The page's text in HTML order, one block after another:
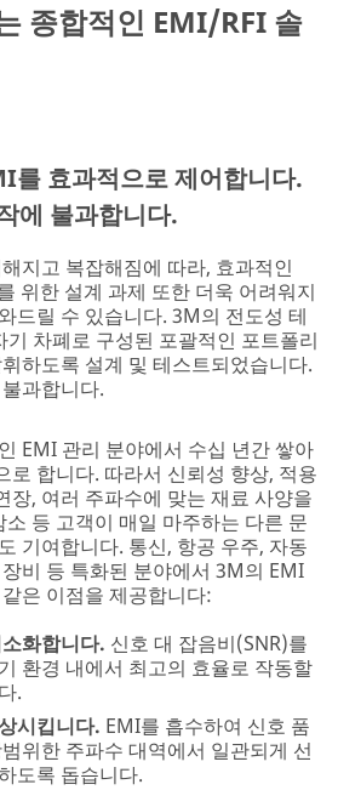
종합적인 EMI/RFI 솔
를 효과적으로 제어합니다.
에 불과합니다.
지고 복잡해짐에 따라, 효과적인
위한 설계 과제 또한 더욱 어려워지
드릴 수 있습니다. 3M의 전도성 테
차폐로 구성된 포괄적인 포트폴리
하도록 설계 및 테스트되었습니다.
과합니다.
EMI 관리 분야에서 수십 년간 쌓아
로 합니다. 따라서 신뢰성 향상, 적용
장, 여러 주파수에 맞는 재료 사양을
등 고객이 매일 마주하는 다른 문
기여합니다. 통신, 항공 우주, 자동
비 등 특화된 분야에서 3M의 EMI
은 이점을 제공합니다:
화합니다. 신호 대 잡음비(SNR)를
환경 내에서 최고의 효율로 작동할
.
시킵니다. EMI를 흡수하여 신호 품
위한 주파수 대역에서 일관되게 선
도록 돕습니다.